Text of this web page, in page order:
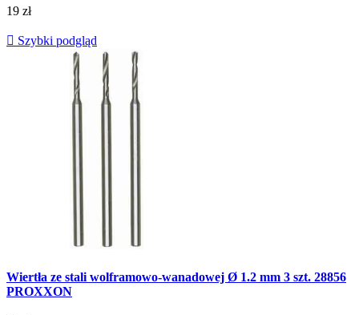
19 zł
 Szybki podgląd
Wiertła ze stali wolframowo-wanadowej Ø 1.2 mm 3 szt. 28856
PROXXON